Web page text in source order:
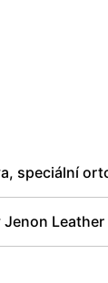
speciální
Leather